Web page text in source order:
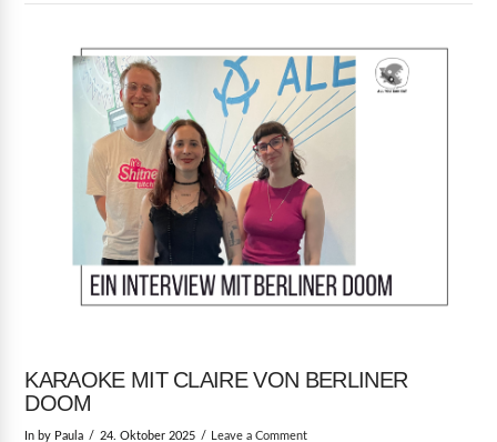
KARAOKE MIT CLAIRE VON BERLINER
DOOM
In by Paula 24. Oktober 2025 Leave a Comment